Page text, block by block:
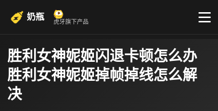
奶瓶 虎牙旗下产品
胜利女神妮姬闪退卡顿怎么办
胜利女神妮姬掉帧掉线怎么解
决